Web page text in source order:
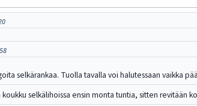
selkärankaa. Tuolla tavalla voi halutessaan vaikka
selkälihoissa ensin monta tuntia, sitten revitään